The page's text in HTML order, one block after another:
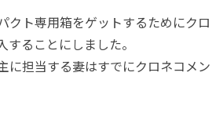
クト専用箱をゲットするためにクロ
ることにしました。
に担当する妻はすでにクロネコメン